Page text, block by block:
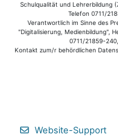
Schulqualität und Lehrerbildung
Telefon 0711/
Verantwortlich im Sinne des
"Digitalisierung, Medienbildung",
0711/21859-
Kontakt zum/r behördlichen
Website-Support